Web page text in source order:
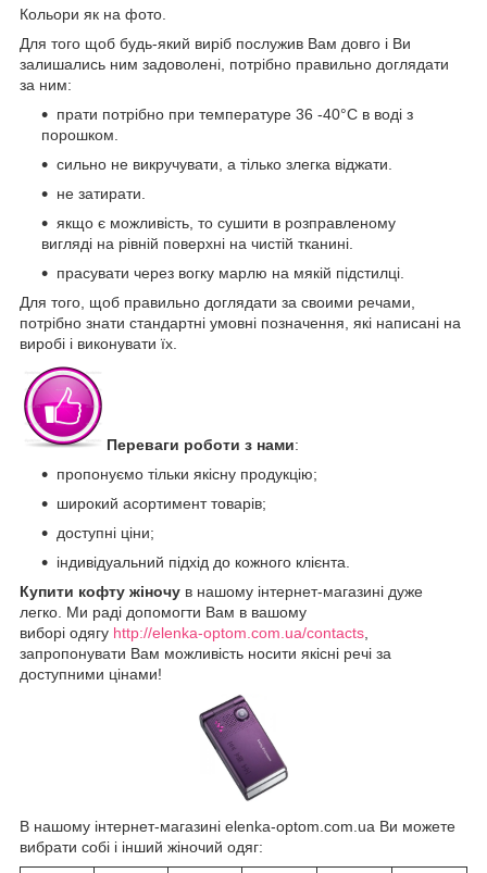
Кольори як на фото.
Для того щоб будь-який виріб послужив Вам довго і Ви
залишались ним задоволені, потрібно правильно доглядати
за ним:
прати потрібно при температуре 36 -40°С в воді з
порошком.
сильно не викручувати, а тілько злегка віджати.
не затирати.
якщо є можливість, то сушити в розправленому
вигляді на рівній поверхні на чистій тканині.
прасувати через вогку марлю на мякій підстилці.
Для того, щоб правильно доглядати за своими речами,
потрібно знати стандартні умовні позначення, які написані на
виробі і виконувати їх.
Переваги роботи з нами:
пропонуємо тільки якісну продукцію;
широкий асортимент товарів;
доступні ціни;
індивідуальний підхід до кожного клієнта.
Купити кофту жіночу в нашому інтернет-магазині дуже
легко. Ми раді допомогти Вам в вашому
виборі одягу http://elenka-optom.com.ua/contacts
запропонувати Вам можливість носити якісні речі за
доступними цінами!
В нашому інтернет-магазині elenka-optom.com.ua Ви можете
вибрати собі і інший жіночий одяг: